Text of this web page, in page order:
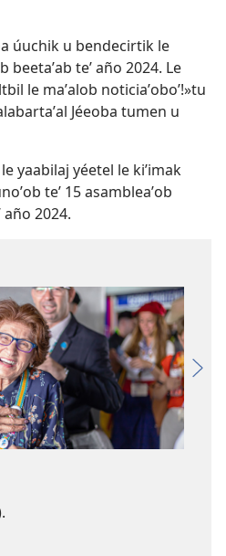
úuchik u bendecirtik le
beetaʼab teʼ año 2024. Le
le maʼalob noticiaʼoboʼ!»tu
Jéeoba tumen u
yaabilaj yéetel le kiʼimak
teʼ 15 asambleaʼob
año 2024.